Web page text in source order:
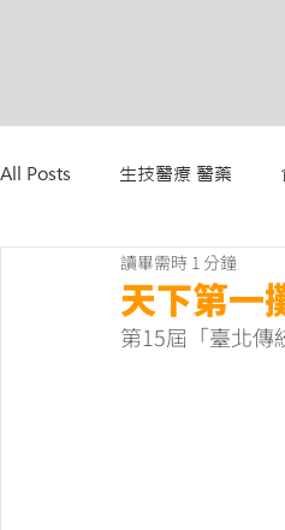
All Posts 生技醫療 醫藥
天下第一
讀畢需時 1 分鐘
第15屆「臺北傳